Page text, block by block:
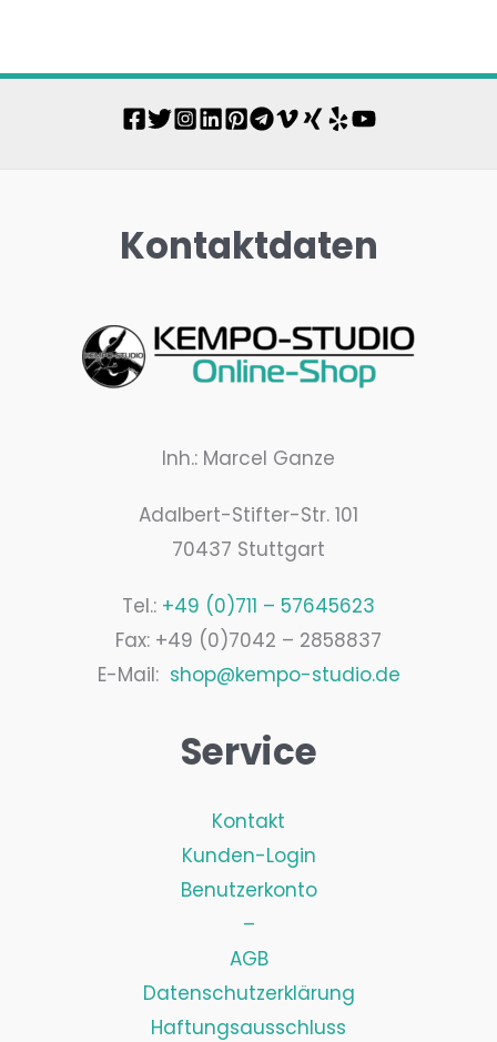
Kontaktdaten
Inh.: Marcel Ganze
Adalbert-Stifter-Str. 101
70437 Stuttgart
Tel.: +49 (0)711 – 57645623
Fax: +49 (0)7042 – 2858837
E-Mail: shop@kempo-studio.de
Service
Kontakt
Kunden-Login
Benutzerkonto
–
AGB
Datenschutzerklärung
Haftungsausschluss